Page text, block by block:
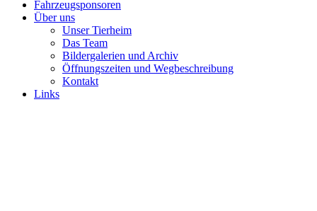
Fahrzeugsponsoren
Über uns
Unser Tierheim
Das Team
Bildergalerien und Archiv
Öffnungszeiten und Wegbeschreibung
Kontakt
Links